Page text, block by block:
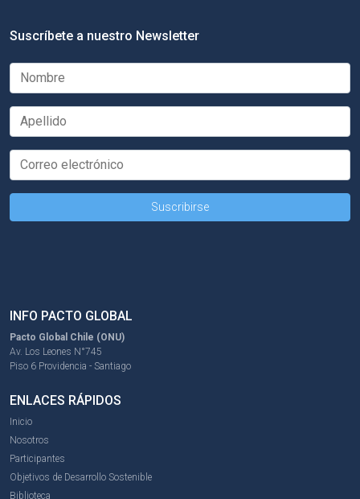
Suscríbete a nuestro Newsletter
INFO PACTO GLOBAL
Pacto Global Chile (ONU)
Av. Los Leones N°745
Piso 6 Providencia - Santiago
ENLACES RÁPIDOS
Inicio
Nosotros
Participantes
Objetivos de Desarrollo Sostenible
Biblioteca